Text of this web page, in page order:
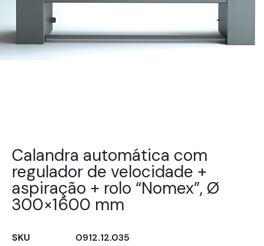
Calandra automática com
regulador de velocidade +
aspiração + rolo “Nomex”, Ø
300×1600 mm
SKU
0912.12.035